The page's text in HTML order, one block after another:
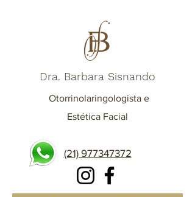
Dra. Barbara Sisnando
Otorrinolaringologista e
Estética Facial
(21) 977347372